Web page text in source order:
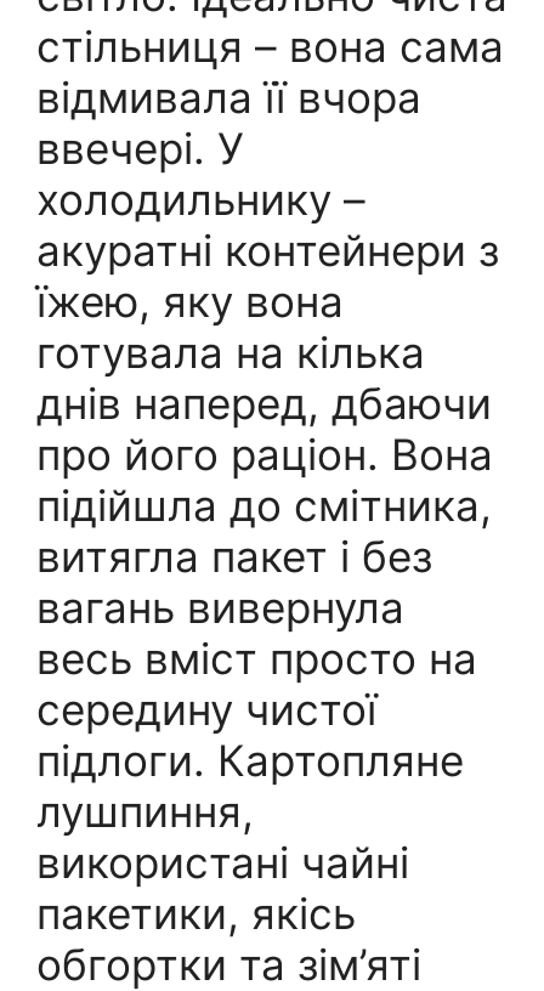
стільниця – вона сама
відмивала її вчора
ввечері. У
холодильнику –
акуратні контейнери з
їжею, яку вона
готувала на кілька
днів наперед, дбаючи
про його раціон. Вона
підійшла до смітника,
витягла пакет і без
вагань вивернула
весь вміст просто на
середину чистої
підлоги. Картопляне
лушпиння,
використані чайні
пакетики, якісь
обгортки та зім’яті